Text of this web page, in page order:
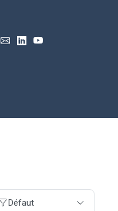
Défaut